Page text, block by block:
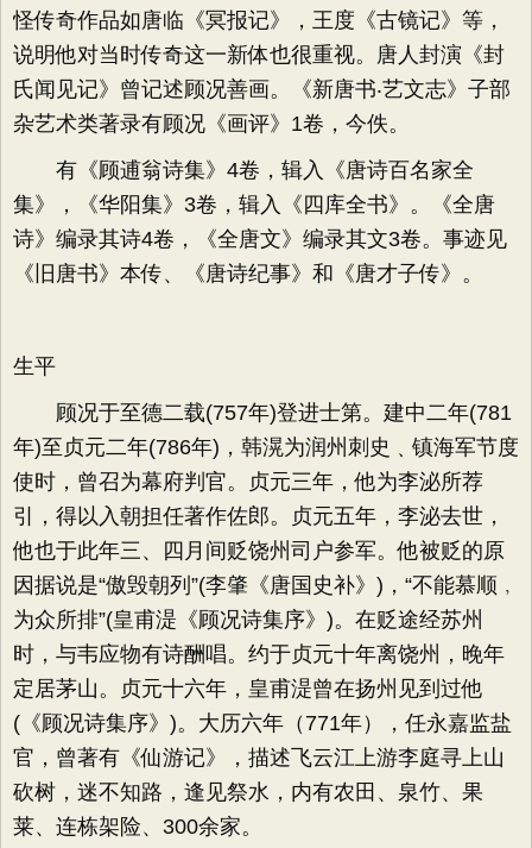
怪传奇作品如唐临《冥报记》，王度《古镜记》等，
说明他对当时传奇这一新体也很重视。唐人封演《封
氏闻见记》曾记述顾况善画。《新唐书‧艺文志》子部
杂艺术类著录有顾况《画评》1卷，今佚。
有《顾逋翁诗集》4卷，辑入《唐诗百名家全
集》，《华阳集》3卷，辑入《四库全书》。《全唐
诗》编录其诗4卷，《全唐文》编录其文3卷。事迹见
《旧唐书》本传、《唐诗纪事》和《唐才子传》。
生平
顾况于至德二载(757年)登进士第。建中二年(781
年)至贞元二年(786年)，韩滉为润州刺史﹑镇海军节度
使时，曾召为幕府判官。贞元三年，他为李泌所荐
引，得以入朝担任著作佐郎。贞元五年，李泌去世，
他也于此年三、四月间贬饶州司户参军。他被贬的原
因据说是“傲毁朝列”(李肇《唐国史补》)，“不能慕顺﹐
为众所排”(皇甫湜《顾况诗集序》)。在贬途经苏州
时，与韦应物有诗酬唱。约于贞元十年离饶州，晚年
定居茅山。贞元十六年，皇甫湜曾在扬州见到过他
(《顾况诗集序》)。大历六年（771年），任永嘉监盐
官，曾著有《仙游记》，描述飞云江上游李庭寻上山
砍树，迷不知路，逢见祭水，内有农田、泉竹、果
莱、连栋架险、300余家。